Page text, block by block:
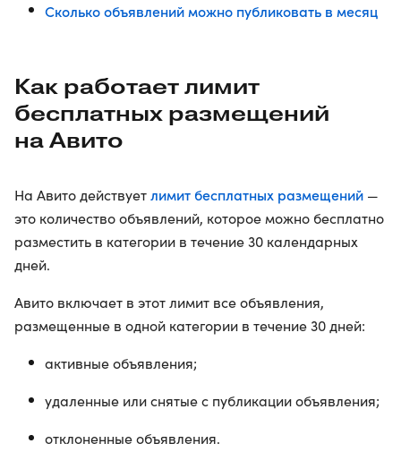
Сколько объявлений можно публиковать в месяц
Как работает лимит
бесплатных размещений
на Авито
На Авито действуетлимит бесплатных размещений —
это количество объявлений, которое можно бесплатно
разместить в категории в течение 30 календарных
дней.
Авито включает в этот лимит все объявления,
размещенные в одной категории в течение 30 дней:
активные объявления;
удаленные или снятые с публикации объявления;
отклоненные объявления.